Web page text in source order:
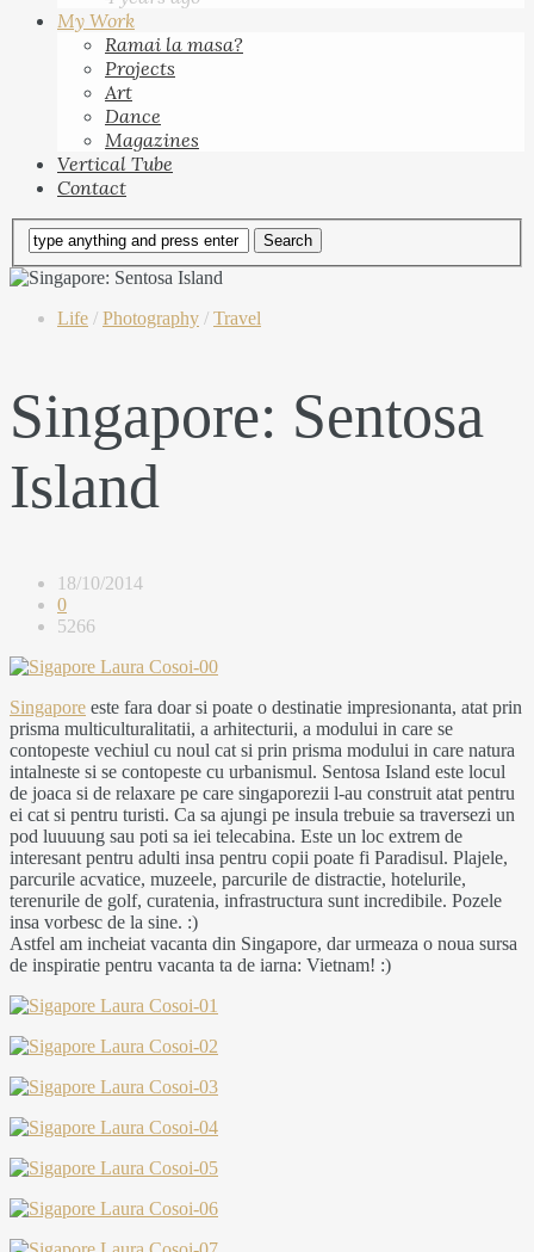
My Work
Ramai la masa?
Projects
Art
Dance
Magazines
Vertical Tube
Contact
Life / Photography / Travel
Singapore: Sentosa
Island
18/10/2014
0
5266
Singapore este fara doar si poate o destinatie impresionanta, atat prin
prisma multiculturalitatii, a arhitecturii, a modului in care se
contopeste vechiul cu noul cat si prin prisma modului in care natura
intalneste si se contopeste cu urbanismul. Sentosa Island este locul
de joaca si de relaxare pe care singaporezii l-au construit atat pentru
ei cat si pentru turisti. Ca sa ajungi pe insula trebuie sa traversezi un
pod luuuung sau poti sa iei telecabina. Este un loc extrem de
interesant pentru adulti insa pentru copii poate fi Paradisul. Plajele,
parcurile acvatice, muzeele, parcurile de distractie, hotelurile,
terenurile de golf, curatenia, infrastructura sunt incredibile. Pozele
insa vorbesc de la sine. :)
Astfel am incheiat vacanta din Singapore, dar urmeaza o noua sursa
de inspiratie pentru vacanta ta de iarna: Vietnam! :)